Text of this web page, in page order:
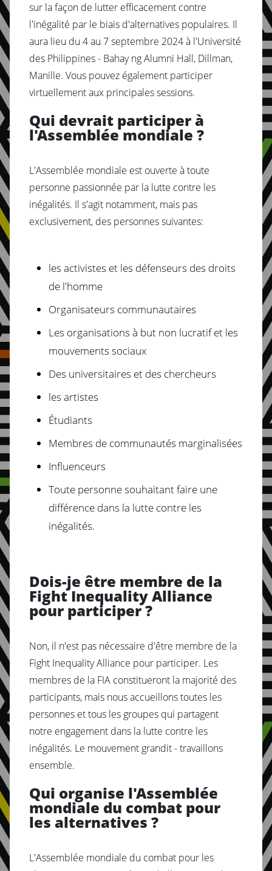
sur la façon de lutter efficacement contre
l'inégalité par le biais d'alternatives populaires. Il
aura lieu du 4 au 7 septembre 2024 à l'Université
des Philippines - Bahay ng Alumni Hall, Dillman,
Manille. Vous pouvez également participer
virtuellement aux principales sessions.
Qui devrait participer à
l'Assemblée mondiale ?
L'Assemblée mondiale est ouverte à toute
personne passionnée par la lutte contre les
inégalités. Il s'agit notamment, mais pas
exclusivement, des personnes suivantes:
les activistes et les défenseurs des droits
de l'homme
Organisateurs communautaires
Les organisations à but non lucratif et les
mouvements sociaux
Des universitaires et des chercheurs
les artistes
Étudiants
Membres de communautés marginalisées
Influenceurs
Toute personne souhaitant faire une
différence dans la lutte contre les
inégalités.
Dois-je être membre de la
Fight Inequality Alliance
pour participer ?
Non, il n'est pas nécessaire d'être membre de la
Fight Inequality Alliance pour participer. Les
membres de la FIA constitueront la majorité des
participants, mais nous accueillons toutes les
personnes et tous les groupes qui partagent
notre engagement dans la lutte contre les
inégalités. Le mouvement grandit - travaillons
ensemble.
Qui organise l'Assemblée
mondiale du combat pour
les alternatives ?
L'Assemblée mondiale du combat pour les